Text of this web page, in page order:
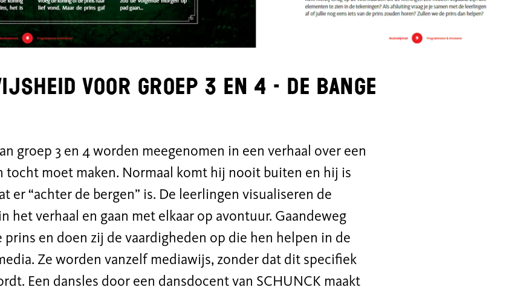
voor groep 3 en 4 - De bange
groep 3 en 4 worden meegenomen in een verhaal over een
tocht moet maken. Normaal komt hij nooit buiten en hij is
er “achter de bergen” is. De leerlingen visualiseren de
het verhaal en gaan met elkaar op avontuur. Gaandeweg
prins en doen zij de vaardigheden op die hen helpen in de
Ze worden vanzelf mediawijs, zonder dat dit specifiek
Een dansles door een dansdocent van SCHUNCK maakt